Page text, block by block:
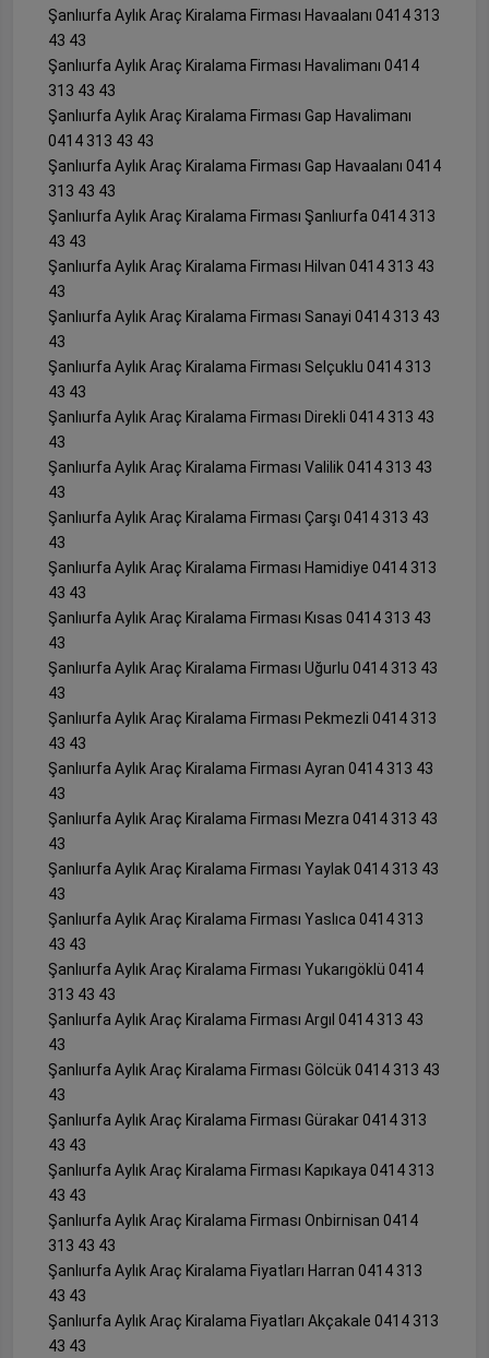
Şanlıurfa Aylık Araç Kiralama Firması Havaalanı 0414 313
43 43
Şanlıurfa Aylık Araç Kiralama Firması Havalimanı 0414
313 43 43
Şanlıurfa Aylık Araç Kiralama Firması Gap Havalimanı
0414 313 43 43
Şanlıurfa Aylık Araç Kiralama Firması Gap Havaalanı 0414
313 43 43
Şanlıurfa Aylık Araç Kiralama Firması Şanlıurfa 0414 313
43 43
Şanlıurfa Aylık Araç Kiralama Firması Hilvan 0414 313 43
43
Şanlıurfa Aylık Araç Kiralama Firması Sanayi 0414 313 43
43
Şanlıurfa Aylık Araç Kiralama Firması Selçuklu 0414 313
43 43
Şanlıurfa Aylık Araç Kiralama Firması Direkli 0414 313 43
43
Şanlıurfa Aylık Araç Kiralama Firması Valilik 0414 313 43
43
Şanlıurfa Aylık Araç Kiralama Firması Çarşı 0414 313 43
43
Şanlıurfa Aylık Araç Kiralama Firması Hamidiye 0414 313
43 43
Şanlıurfa Aylık Araç Kiralama Firması Kısas 0414 313 43
43
Şanlıurfa Aylık Araç Kiralama Firması Uğurlu 0414 313 43
43
Şanlıurfa Aylık Araç Kiralama Firması Pekmezli 0414 313
43 43
Şanlıurfa Aylık Araç Kiralama Firması Ayran 0414 313 43
43
Şanlıurfa Aylık Araç Kiralama Firması Mezra 0414 313 43
43
Şanlıurfa Aylık Araç Kiralama Firması Yaylak 0414 313 43
43
Şanlıurfa Aylık Araç Kiralama Firması Yaslıca 0414 313
43 43
Şanlıurfa Aylık Araç Kiralama Firması Yukarıgöklü 0414
313 43 43
Şanlıurfa Aylık Araç Kiralama Firması Argıl 0414 313 43
43
Şanlıurfa Aylık Araç Kiralama Firması Gölcük 0414 313 43
43
Şanlıurfa Aylık Araç Kiralama Firması Gürakar 0414 313
43 43
Şanlıurfa Aylık Araç Kiralama Firması Kapıkaya 0414 313
43 43
Şanlıurfa Aylık Araç Kiralama Firması Onbirnisan 0414
313 43 43
Şanlıurfa Aylık Araç Kiralama Fiyatları Harran 0414 313
43 43
Şanlıurfa Aylık Araç Kiralama Fiyatları Akçakale 0414 313
43 43